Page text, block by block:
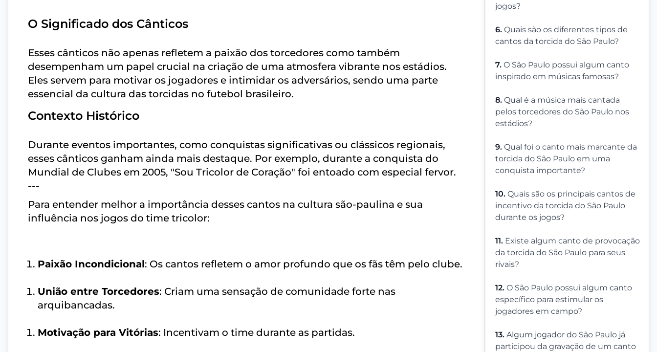
jogos?
6. Quais são os diferentes tipos de
cantos da torcida do São Paulo?
7. O São Paulo possui algum canto
inspirado em músicas famosas?
8. Qual é a música mais cantada
pelos torcedores do São Paulo nos
estádios?
9. Qual foi o canto mais marcante da
torcida do São Paulo em uma
conquista importante?
10. Quais são os principais cantos de
incentivo da torcida do São Paulo
durante os jogos?
11. Existe algum canto de provocação
da torcida do São Paulo para seus
rivais?
12. O São Paulo possui algum canto
específico para estimular os
jogadores em campo?
13. Algum jogador do São Paulo já
participou da gravação de um canto
O Significado dos Cânticos
Esses cânticos não apenas refletem a paixão dos torcedores como também
desempenham um papel crucial na criação de uma atmosfera vibrante nos estádios.
Eles servem para motivar os jogadores e intimidar os adversários, sendo uma parte
essencial da cultura das torcidas no futebol brasileiro.
Contexto Histórico
Durante eventos importantes, como conquistas significativas ou clássicos regionais,
esses cânticos ganham ainda mais destaque. Por exemplo, durante a conquista do
Mundial de Clubes em 2005, "Sou Tricolor de Coração" foi entoado com especial fervor.
---
Para entender melhor a importância desses cantos na cultura são-paulina e sua
influência nos jogos do time tricolor:
Paixão Incondicional: Os cantos refletem o amor profundo que os fãs têm pelo clube.
União entre Torcedores: Criam uma sensação de comunidade forte nas
arquibancadas.
Motivação para Vitórias: Incentivam o time durante as partidas.